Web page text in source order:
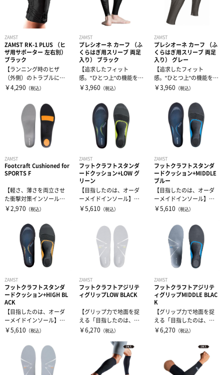
ZAMST
ZAMST RK-1 PLUS （ヒ
ザ用サポーター 左右別）
ブラック
【ランニング時のヒザ
（外側）のトラブルに】
ヒザの外側へ負担のかか
￥4,290 （税込）
ZAMST
プレシオーネ カーフ （ふ
くらはぎ用スリーブ 両足
入り） ブラック
【追求したフィット
感。"ひとつ上"の機能を兼
ね備えたランニング・ギ
￥3,960 （税込）
ZAMST
プレシオーネ カーフ （ふ
くらはぎ用スリーブ 両足
入り） グレー
【追求したフィット
感。"ひとつ上"の機能を兼
ね備えたランニング・ギ
￥3,960 （税込）
ZAMST
Footcraft Cushioned for
SPORTS F
【軽さ、薄さを両立させ
た衝撃対策インソール】
あらゆる動きで衝撃を吸
￥2,970 （税込）
ZAMST
フットクラフトスタンダ
ードクッション+LOW グ
リーン
【目指したのは、オーダ
ーメイドインソール】
踵やアキレス腱周りへの
￥5,610 （税込）
ZAMST
フットクラフトスタンダ
ードクッション+MIDDLE
ブルー
【目指したのは、オーダ
ーメイドインソール】
踵やアキレス腱周りへの
￥5,610 （税込）
ZAMST
フットクラフトスタンダ
ードクッション+HIGH BL
ACK
【目指したのは、オーダ
ーメイドインソール】
踵やアキレス腱周りへの
￥5,610 （税込）
ZAMST
フットクラフトアジリテ
ィグリップLOW BLACK
【グリップ力で地面を捉
える「目指したのは、オ
ーダーメイド」】 高機
￥6,270 （税込）
ZAMST
フットクラフトアジリテ
ィグリップMIDDLE BLAC
K
【グリップ力で地面を捉
える「目指したのは、オ
ーダーメイド」】 高機
￥6,270 （税込）